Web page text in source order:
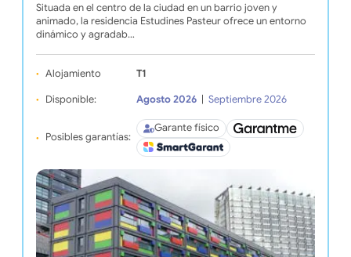
Situada en el centro de la ciudad en un barrio joven y
animado, la residencia Estudines Pasteur ofrece un entorno
dinámico y agradab…
Alojamiento T1
Disponible: Agosto 2026 Septiembre 2026
Posibles garantías:
Garante físico